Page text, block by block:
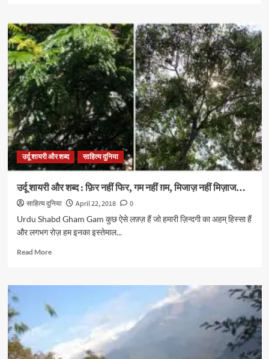
उर्दू
शायरी
और
शब्द
:
तजुर्बा
नहीं
तज’रबा,
जमा
नहीं
जम’अ,
शुरू
नहीं
शुरू’अ…
उर्दू शायरी और शब्द साहित्य दुनिया
उर्दू शायरी और शब्द : फ़िर नहीं फिर, गम नहीं ग़म, मिजाज़ नहीं मिज़ाज…
साहित्य दुनिया April 22, 2018
0
Urdu Shabd Gham Gam कुछ ऐसे लफ़्ज़ हैं जो हमारी ज़िन्दगी का अहम् हिस्सा हैं
और लगभग रोज़ हम इनका इस्तेमाल...
Read MoreRead
उर्दू
और
शब्द
नहीं